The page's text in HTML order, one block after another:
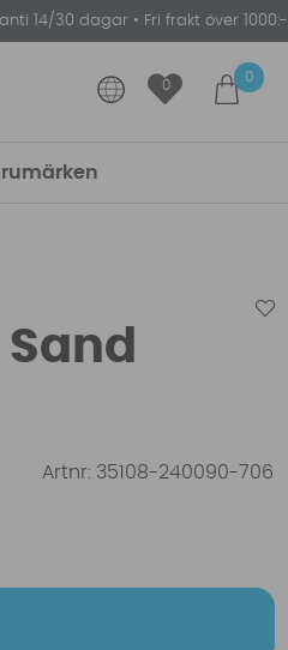
14/30 dagar • Fri frakt över 1000:-
0
0
Artnr: 35108-240090-706